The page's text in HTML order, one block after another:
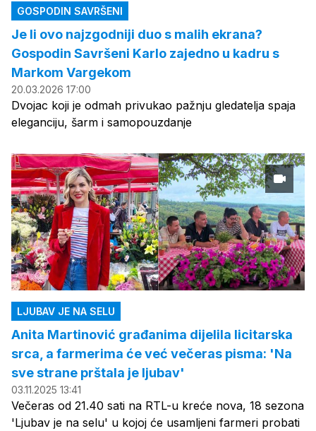
GOSPODIN SAVRŠENI
Je li ovo najzgodniji duo s malih ekrana?
Gospodin Savršeni Karlo zajedno u kadru s
Markom Vargekom
20.03.2026 17:00
Dvojac koji je odmah privukao pažnju gledatelja spaja
eleganciju, šarm i samopouzdanje
LJUBAV JE NA SELU
Anita Martinović građanima dijelila licitarska
srca, a farmerima će već večeras pisma: 'Na
sve strane prštala je ljubav'
03.11.2025 13:41
Večeras od 21.40 sati na RTL-u kreće nova, 18 sezona
'Ljubav je na selu' u kojoj će usamljeni farmeri probati